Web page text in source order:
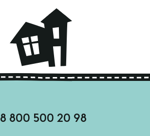
8 800 500 20 98